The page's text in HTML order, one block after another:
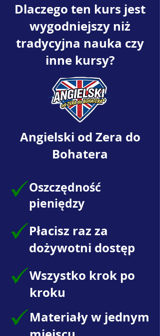
Dlaczego ten kurs jest
wygodniejszy niż
tradycyjna nauka czy
inne kursy?
Angielski od Zera do
Bohatera
Oszczędność
pieniędzy
Płacisz raz za
dożywotni dostęp
Wszystko krok po
kroku
Materiały w jednym